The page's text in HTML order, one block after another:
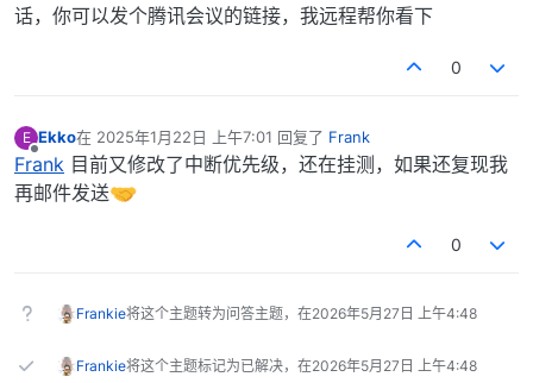
话，你可以发个腾讯会议的链接，我远程帮你看下
0
E
离线
Ekko在 2025年1月22日 上午7:01 回复了 Frank
最后由 编辑
Frank 目前又修改了中断优先级，还在挂测，如果还复现我
再邮件发送
0
Frankie将这个主题转为问答主题，在2026年5月27日 上午4:48
Frankie将这个主题标记为已解决，在2026年5月27日 上午4:48